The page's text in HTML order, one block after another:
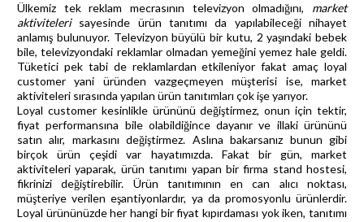
Ülkemiz tek reklam mecrasının televizyon olmadığını, market
aktivitelerisayesinde ürün tanıtımı da yapılabileceği nihayet
anlamış bulunuyor. Televizyon büyülü bir kutu, 2 yaşındaki bebek
bile, televizyondaki reklamlar olmadan yemeğini yemez hale geldi.
Tüketici pek tabi de reklamlardan etkileniyor fakat amaç loyal
customer yani üründen vazgeçmeyen müşterisi ise, market
aktiviteleri sırasında yapılan ürün tanıtımları çok işe yarıyor.
Loyal customer kesinlikle ürününü değiştirmez, onun için tektir,
fiyat performansına bile olabildiğince dayanır ve illaki ürününü
satın alır, markasını değiştirmez. Aslına bakarsanız bunun gibi
birçok ürün çeşidi var hayatımızda. Fakat bir gün, market
aktiviteleri yaparak, ürün tanıtımı yapan bir firma stand hostesi,
fikrinizi değiştirebilir. Ürün tanıtımının en can alıcı noktası,
müşteriye verilen eşantiyonlardır, ya da promosyonlu ürünlerdir.
Loyal ürününüzde her hangi bir fiyat kıpırdaması yok iken, tanıtımı